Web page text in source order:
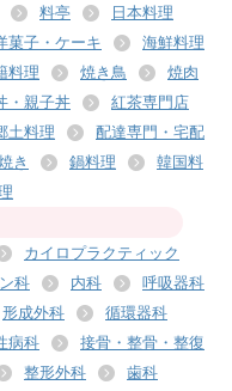
料亭
日本料理
菓子・ケーキ
海鮮料理
料理 焼き鳥
焼肉
・親子丼
紅茶専門店
土料理
配達専門・宅配
き 鍋料理
韓国料
カイロプラクティック
科 内科
呼吸器科
形成外科
循環器科
病科
接骨・整骨・整復
整形外科
歯科